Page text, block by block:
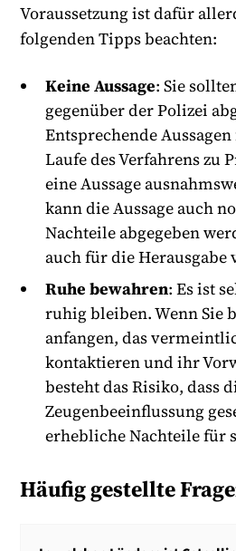
Voraussetzung ist dafür
folgenden Tipps beachten:
Keine Aussage: Sie
gegenüber der Polizei
Entsprechende
Laufe des Verfahrens zu
eine Aussage
kann die Aussage auch
Nachteile abgegeben
auch für die Herausgabe
Ruhe bewahren: Es ist
ruhig bleiben. Wenn Sie
anfangen, das
kontaktieren und ihr
besteht das Risiko, dass
Zeugenbeeinflussung
erhebliche Nachteile für
Häufig gestellte